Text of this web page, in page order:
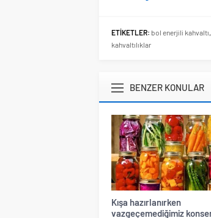
ETİKETLER: bol enerjili kahvaltı,
kahvaltılıklar
BENZER KONULAR
Kışa hazırlanırken
vazgeçemediğimiz